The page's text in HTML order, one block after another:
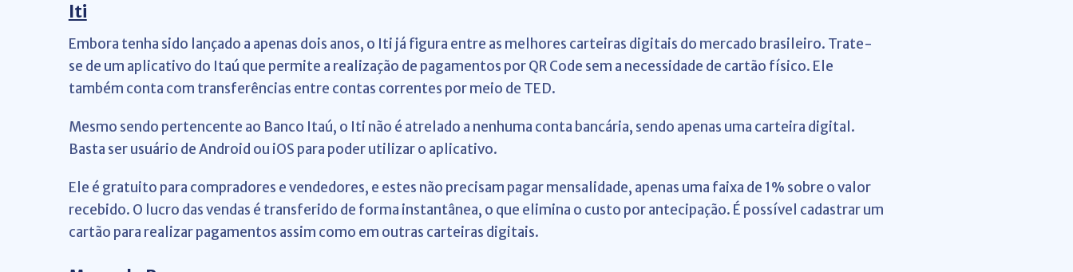
Iti
Embora tenha sido lançado a apenas dois anos, o Iti já figura entre as melhores carteiras digitais do mercado brasileiro. Trate-
se de um aplicativo do Itaú que permite a realização de pagamentos por QR Code sem a necessidade de cartão físico. Ele
também conta com transferências entre contas correntes por meio de TED.
Mesmo sendo pertencente ao Banco Itaú, o Iti não é atrelado a nenhuma conta bancária, sendo apenas uma carteira digital.
Basta ser usuário de Android ou iOS para poder utilizar o aplicativo.
Ele é gratuito para compradores e vendedores, e estes não precisam pagar mensalidade, apenas uma faixa de 1% sobre o valor
recebido. O lucro das vendas é transferido de forma instantânea, o que elimina o custo por antecipação. É possível cadastrar um
cartão para realizar pagamentos assim como em outras carteiras digitais.